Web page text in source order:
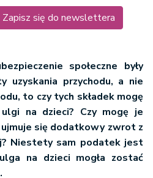
Zapisz się do newslettera
społeczne były
uzyskania przychodu, a nie
to czy tych składek mogę
na dzieci? Czy mogę je
się dodatkowy zwrot z
Niestety sam podatek jest
na dzieci mogła zostać